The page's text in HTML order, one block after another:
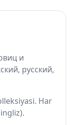
и
русский,
Har